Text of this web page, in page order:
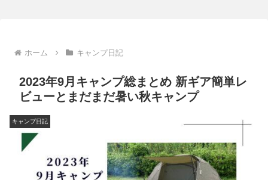
ホーム キャンプ日記
2023年9月キャンプ総まとめ 新ギア簡単レ
ビューとまだまだ暑い秋キャンプ
キャンプ日記